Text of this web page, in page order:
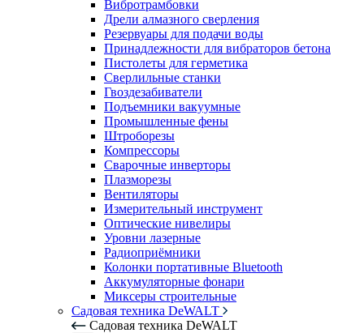
Вибротрамбовки
Дрели алмазного сверления
Резервуары для подачи воды
Принадлежности для вибраторов бетона
Пистолеты для герметика
Сверлильные станки
Гвоздезабиватели
Подъемники вакуумные
Промышленные фены
Штроборезы
Компрессоры
Сварочные инверторы
Плазморезы
Вентиляторы
Измерительный инструмент
Оптические нивелиры
Уровни лазерные
Радиоприёмники
Колонки портативные Bluetooth
Аккумуляторные фонари
Миксеры строительные
Садовая техника DeWALT
Садовая техника DeWALT